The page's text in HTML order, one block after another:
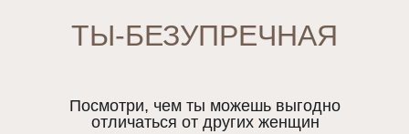
Посмотри, чем ты можешь выгодно
отличаться от других женщин
ТЫ-БЕЗУПРЕЧНАЯ